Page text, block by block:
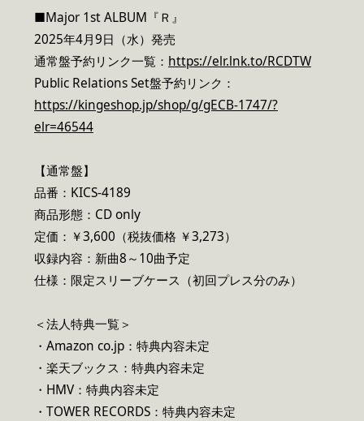
■Major 1st ALBUM『Ｒ』
2025年4月9日（水）発売
通常盤予約リンク一覧： https://elr.lnk.to/RCDTW
Public Relations Set盤予約リンク：
https://kingeshop.jp/shop/g/gECB-1747/?
elr=46544
【通常盤】
品番：KICS-4189
商品形態：CD only
定価：￥3,600（税抜価格 ￥3,273）
収録内容：新曲8～10曲予定
仕様：限定スリーブケース（初回プレス分のみ）
＜法人特典一覧＞
・Amazon co.jp：特典内容未定
・楽天ブックス：特典内容未定
・HMV：特典内容未定
・TOWER RECORDS：特典内容未定